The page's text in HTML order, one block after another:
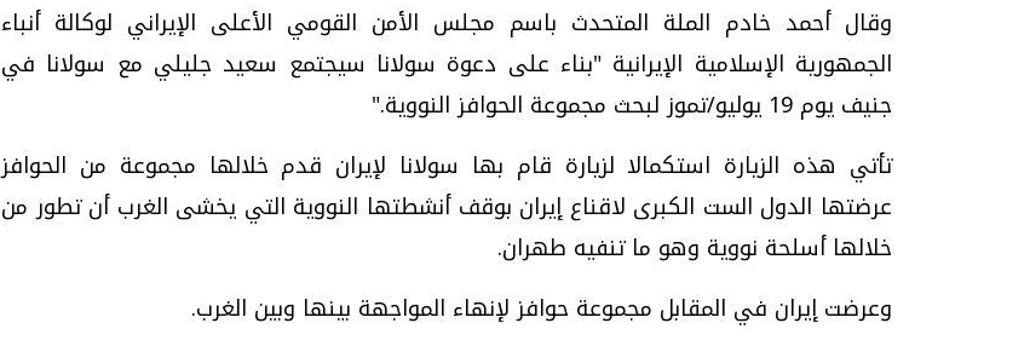
وقال أحمد خادم الملة المتحدث باسم مجلس الأمن القومي الأعلى الإيراني لوكالة أنباء
الجمهورية الإسلامية الإيرانية "بناء على دعوة سولانا سيجتمع سعيد جليلي مع سولانا في
جنيف يوم 19 يوليو/تموز لبحث مجموعة الحوافز النووية."
تأتي هذه الزيارة استكمالا لزيارة قام بها سولانا لإيران قدم خلالها مجموعة من الحوافز
عرضتها الدول الست الكبرى لاقناع إيران بوقف أنشطتها النووية التي يخشى الغرب أن تطور من
خلالها أسلحة نووية وهو ما تنفيه طهران.
وعرضت إيران في المقابل مجموعة حوافز لإنهاء المواجهة بينها وبين الغرب.
السبت، 01 اغسطس 2026 10:25 ص
فيديو.. الإعلام الرقمي.. تقنيات واعدة
الخميس، 30 يوليو 2026 01:09 م
موجات الطقس الساخنة.. لماذا تحدث وكيف